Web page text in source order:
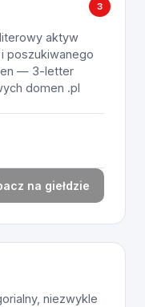
3
aktyw
poszukiwanego
— 3-letter
domen .pl
na giełdzie
niezwykle